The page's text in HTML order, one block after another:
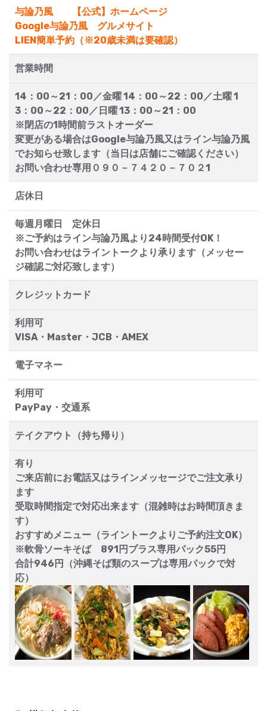
与論乃風 【公式】ホームページ
Google与論乃風 グルメサイト
LIEN簡単予約（※20歳未満は要確認）
営業時間
14：00～21：00／金曜 14：00～22：00／土曜 1
3：00～22：00／日曜 13：00～21：00
※閉店の1時間前ラストオーダー
変更がある場合はGoogle与論乃風又はライン与論乃風
でお知らせ致します（当日は店舗にご確認ください）
お問い合わせ専用０９０－７４２０－７０２1
店休日
毎週月曜日 定休日
※ご予約はライン与論乃風より24時間受付OK！
お問い合わせはライントークより承ります（メッセー
ジ確認ご対応致します）
クレジットカード
利用可
VISA・Master・JCB・AMEX
電子マネー
利用可
PayPay・交通系
テイクアウト（持ち帰り）
有り
ご来店前にお電話又はラインメッセージでご注文承り
ます
受取時間指定で対応出来ます（混雑時はお時間頂きま
す）
おすすめメニュー（ライントークよりご予約注文OK）
※軟骨ソーキそば 891円プラス専用パック55円
合計946円（沖縄そば類のスープは専用パックで対
応）